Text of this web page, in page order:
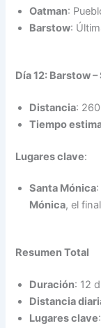
Oatman:
Barstow:
Día 12: Barstow
Distancia:
Tiempo
Lugares clave:
Santa Mónica
Mónica, el
Resumen Total
Duración: 12
Distancia
Lugares clave